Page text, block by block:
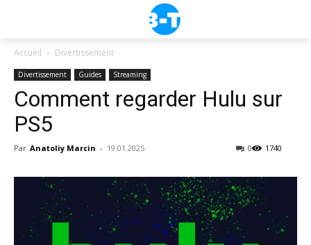
Accueil Divertissement
Divertissement Guides Streaming
Comment regarder Hulu sur
PS5
Par Anatoliy Marcin - 19.01.2025 1740
0